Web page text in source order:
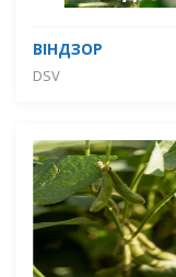
ВІНДЗОР
DSV